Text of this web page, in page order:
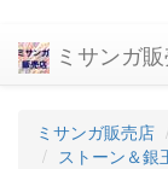
ミサンガ
ミサンガ販売店
ストーン＆銀